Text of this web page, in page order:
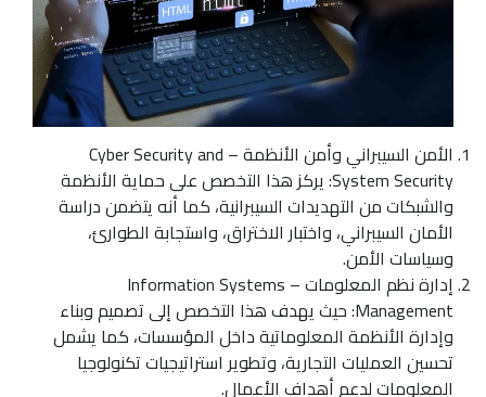
الأمن السيبراني وأمن الأنظمة – Cyber Security and
System Security: يركز هذا التخصص على حماية الأنظمة
والشبكات من التهديدات السيبرانية، كما أنه يتضمن دراسة
الأمان السيبراني، واختبار الاختراق، واستجابة الطوارئ،
وسياسات الأمن.
إدارة نظم المعلومات – Information Systems
Management: حيث يهدف هذا التخصص إلى تصميم وبناء
وإدارة الأنظمة المعلوماتية داخل المؤسسات، كما يشمل
تحسين العمليات التجارية، وتطوير استراتيجيات تكنولوجيا
المعلومات لدعم أهداف الأعمال.